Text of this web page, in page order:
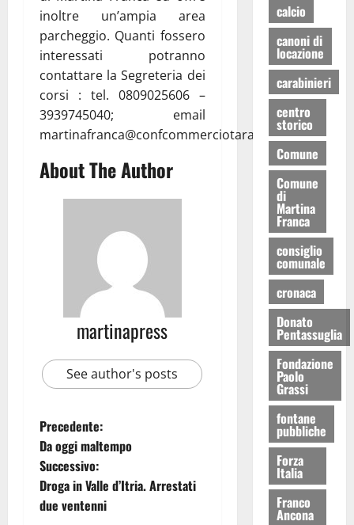
inoltre un’ampia area
parcheggio. Quanti fossero
interessati potranno
contattare la Segreteria dei
corsi : tel. 0809025606 –
3939745040; email
martinafranca@confcommerciotaranto.it”.
About The Author
martinapress
See author's posts
Precedente:
Da oggi maltempo
Successivo:
Droga in Valle d’Itria. Arrestati
due ventenni
calcio
canoni di
locazione
carabinieri
centro
storico
Comune
Comune
di
Martina
Franca
consiglio
comunale
cronaca
Donato
Pentassuglia
Fondazione
Paolo
Grassi
fontane
pubbliche
Forza
Italia
Franco
Ancona